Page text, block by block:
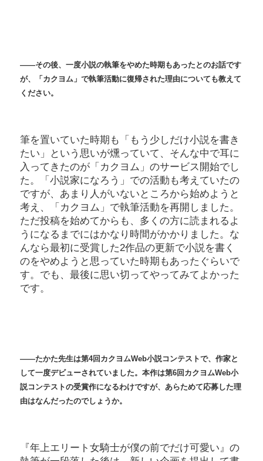
――その後、一度小説の執筆をやめた時期もあったとのお話です
が、「カクヨム」で執筆活動に復帰された理由についても教えて
ください。
筆を置いていた時期も「もう少しだけ小説を書き
たい」という思いが燻っていて、そんな中で耳に
入ってきたのが「カクヨム」のサービス開始でし
た。「小説家になろう」での活動も考えていたの
ですが、あまり人がいないところから始めようと
考え、「カクヨム」で執筆活動を再開しました。
ただ投稿を始めてからも、多くの方に読まれるよ
うになるまでにはかなり時間がかかりました。な
んなら最初に受賞した2作品の更新で小説を書く
のをやめようと思っていた時期もあったぐらいで
す。でも、最後に思い切ってやってみてよかった
です。
――たかた先生は第4回カクヨムWeb小説コンテストで、作家と
して一度デビューされていました。本作は第6回カクヨムWeb小
説コンテストの受賞作になるわけですが、あらためて応募した理
由はなんだったのでしょうか。
『年上エリート女騎士が僕の前でだけ可愛い』の